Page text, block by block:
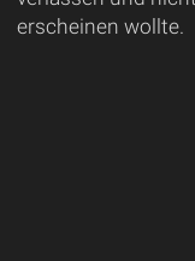
erscheinen wollte.